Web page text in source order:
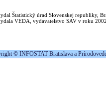
Štatistický úrad Slovenskej republiky,
VEDA, vydavatelstvo SAV v roku